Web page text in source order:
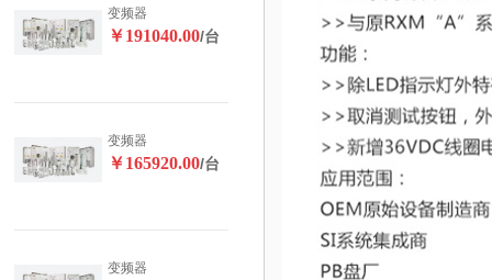
变频器
￥191040.00/台
变频器
￥165920.00/台
变频器